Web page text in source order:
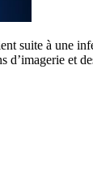
suite à une
et